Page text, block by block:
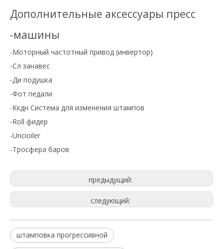
Дополнительные аксессуары пресс
-машины
-Моторный частотный привод (инвертор)
-Сл занавес
-Ди подушка
-Фот педали
-Ккдн Система для изменения штампов
-Roll фидер
-Uncioiler
-Тросфера баров
предыдущий:
следующий:
штамповка прогрессивной